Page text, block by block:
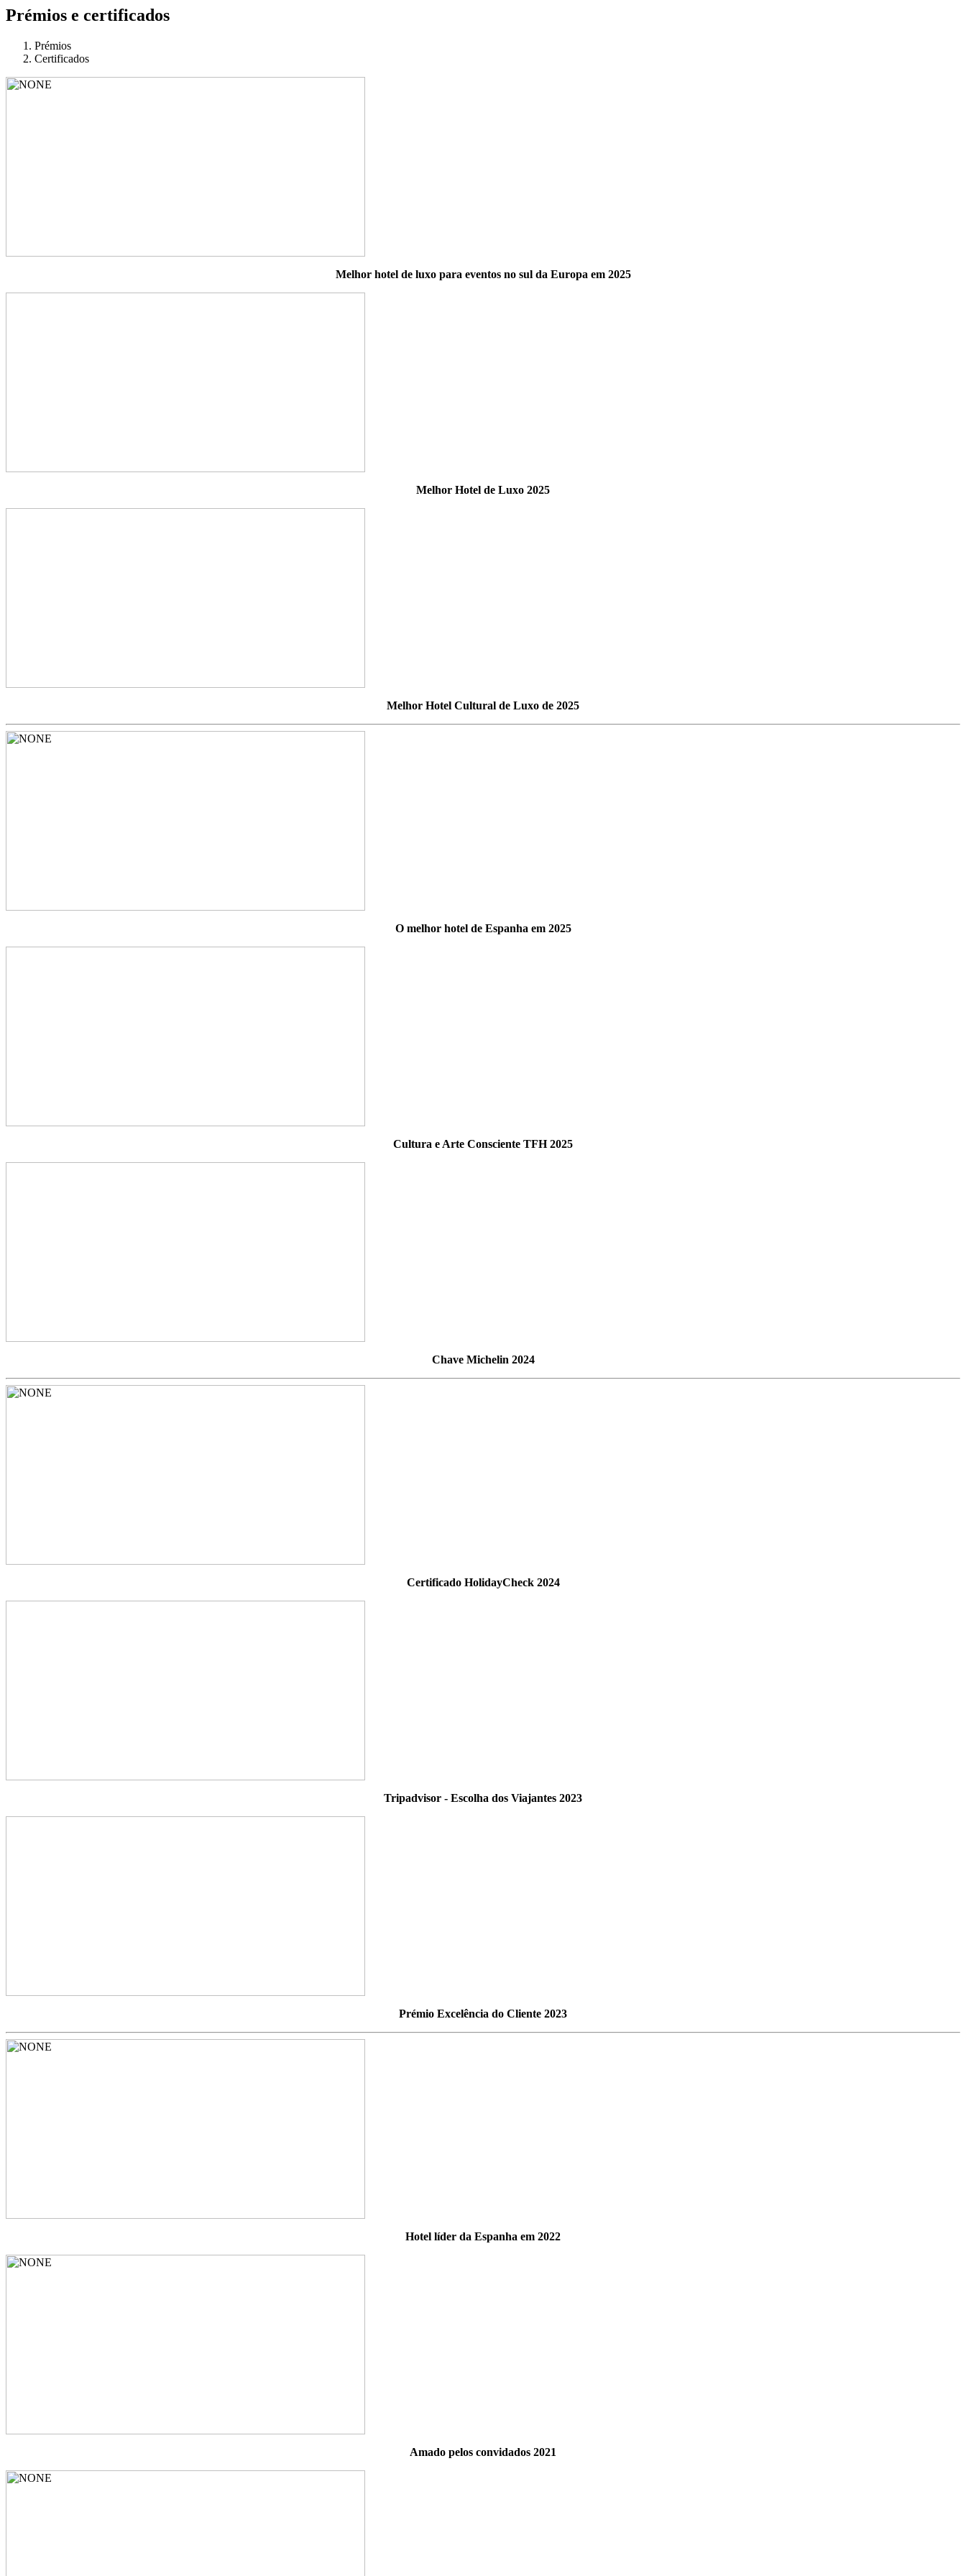
Prémios e certificados
Prémios
Certificados
Melhor hotel de luxo para eventos no sul da Europa em 2025
Melhor Hotel de Luxo 2025
Melhor Hotel Cultural de Luxo de 2025
O melhor hotel de Espanha em 2025
Cultura e Arte Consciente TFH 2025
Chave Michelin 2024
Certificado HolidayCheck 2024
Tripadvisor - Escolha dos Viajantes 2023
Prémio Excelência do Cliente 2023
Hotel líder da Espanha em 2022
Amado pelos convidados 2021